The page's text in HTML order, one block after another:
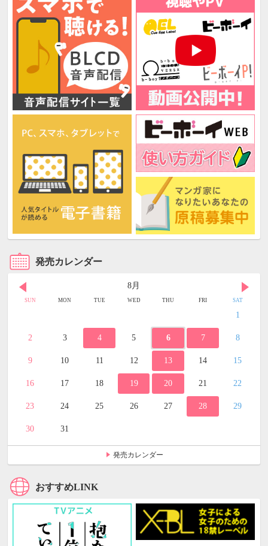
発売カレンダー
8月
SUN MON TUE WED THU FRI SAT
1
2 3 4 5 6 7 8
9 10 11 12 13 14 15
16 17 18 19 20 21 22
23 24 25 26 27 28 29
30 31
発売カレンダー
おすすめLINK